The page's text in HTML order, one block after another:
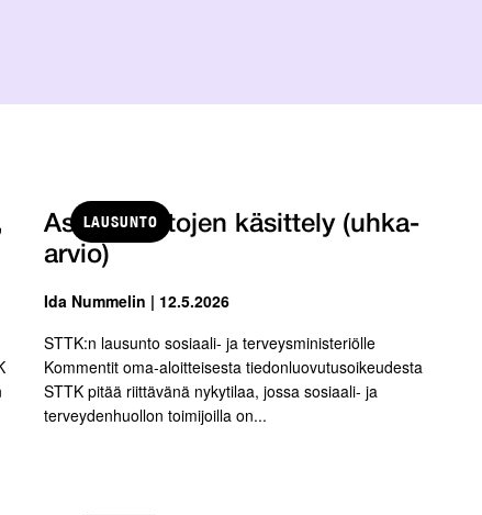
LAUSUNTO
Asiakastietojen käsittely (uhka-
arvio)
Ida Nummelin | 12.5.2026
STTK:n lausunto sosiaali- ja terveysministeriölle
Kommentit oma-aloitteisesta tiedonluovutusoikeudesta
STTK pitää riittävänä nykytilaa, jossa sosiaali- ja
terveydenhuollon toimijoilla on...